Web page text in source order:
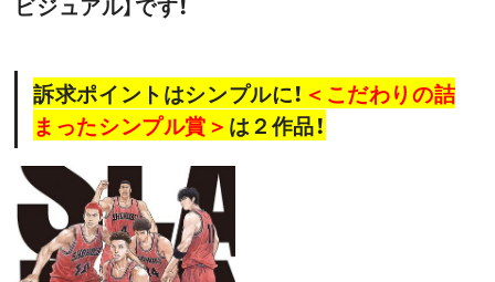
訴求ポイントはシンプルに！ ＜こだわりの詰
まったシンプル賞＞ は２作品！